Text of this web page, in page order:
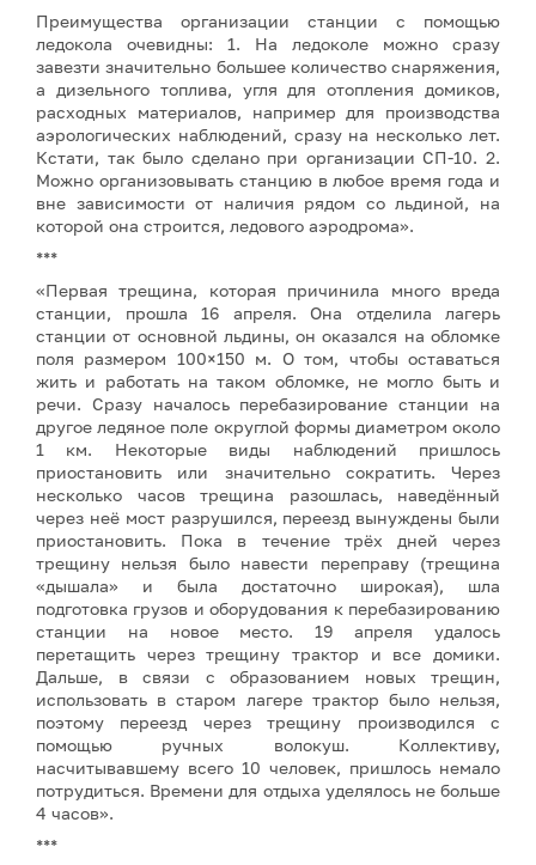
Преимущества организации станции с помощью
ледокола очевидны: 1. На ледоколе можно сразу
завезти значительно большее количество снаряжения,
а дизельного топлива, угля для отопления домиков,
расходных материалов, например для производства
аэрологических наблюдений, сразу на несколько лет.
Кстати, так было сделано при организации СП-10. 2.
Можно организовывать станцию в любое время года и
вне зависимости от наличия рядом со льдиной, на
которой она строится, ледового аэродрома».
***
«Первая трещина, которая причинила много вреда
станции, прошла 16 апреля. Она отделила лагерь
станции от основной льдины, он оказался на обломке
поля размером 100×150 м. О том, чтобы оставаться
жить и работать на таком обломке, не могло быть и
речи. Сразу началось перебазирование станции на
другое ледяное поле округлой формы диаметром около
1 км. Некоторые виды наблюдений пришлось
приостановить или значительно сократить. Через
несколько часов трещина разошлась, наведённый
через неё мост разрушился, переезд вынуждены были
приостановить. Пока в течение трёх дней через
трещину нельзя было навести переправу (трещина
«дышала» и была достаточно широкая), шла
подготовка грузов и оборудования к перебазированию
станции на новое место. 19 апреля удалось
перетащить через трещину трактор и все домики.
Дальше, в связи с образованием новых трещин,
использовать в старом лагере трактор было нельзя,
поэтому переезд через трещину производился с
помощью ручных волокуш. Коллективу,
насчитывавшему всего 10 человек, пришлось немало
потрудиться. Времени для отдыха уделялось не больше
4 часов».
***